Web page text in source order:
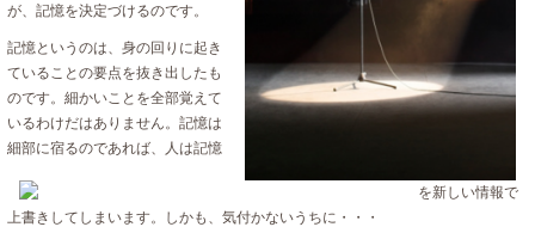
が、記憶を決定づけるのです。
記憶というのは、身の回りに起き
ていることの要点を抜き出したも
のです。細かいことを全部覚えて
いるわけだはありません。記憶は
細部に宿るのであれば、
人は記憶
を新しい情報で
上書きしてしまいます。しかも、気付かないうちに・・・